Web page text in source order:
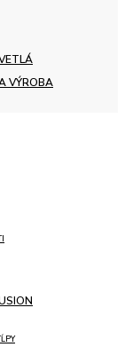
VÝROBA